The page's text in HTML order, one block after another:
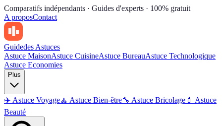
Comparatifs indépendants · Guides d'experts · 100% gratuit
A proposContact
Guidedes Astuces
Astuce MaisonAstuce CuisineAstuce BureauAstuce Technologique
Astuce Economies
Plus
✈️ Astuce Voyage🧘 Astuce Bien-être🔧 Astuce Bricolage 💄 Astuce
Beauté